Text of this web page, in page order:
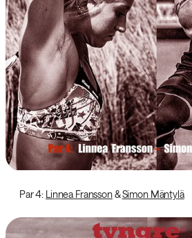
Par 4: Linnea Fransson&Simon Mäntylä